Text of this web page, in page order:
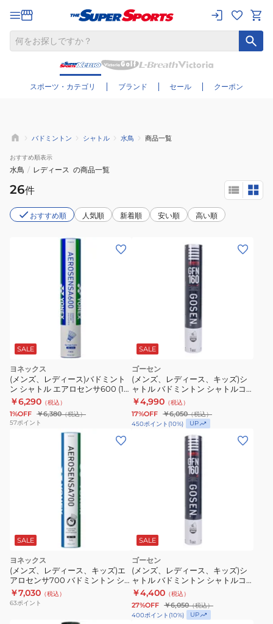
スポーツ・カテゴリ ブランド セール クーポン
さらに絞り込む
バドミントン シャトル 水鳥 商品一覧
おすすめ順表示
水鳥 / レディース の商品一覧
26件
おすすめ順 人気順 新着順 安い順 高い順
SALE
ヨネックス
(メンズ、レディース)バドミント
ン シャトル エアロセンサ600 (12
個入) AS-600 自主練
￥6,290 （税込）
1%OFF ￥6,380（税込）
57ポイント
SALE
ゴーセン
(メンズ、レディース、キッズ)シ
ャトル バドミントン シャトルコ
ック GFN160 3 GFN1603
￥4,990 （税込）
17%OFF ￥6,050（税込）
450ポイント (10%) UP
SALE
ヨネックス
(メンズ、レディース、キッズ)エ
アロセンサ700 バドミントン シ
ャトル(12個入) AS-700 自主練
￥7,030 （税込）
63ポイント
SALE
ゴーセン
(メンズ、レディース、キッズ)シ
ャトル バドミントン シャトルコ
ック GFN160 4 GFN1604
￥4,400 （税込）
27%OFF ￥6,050（税込）
400ポイント (10%) UP